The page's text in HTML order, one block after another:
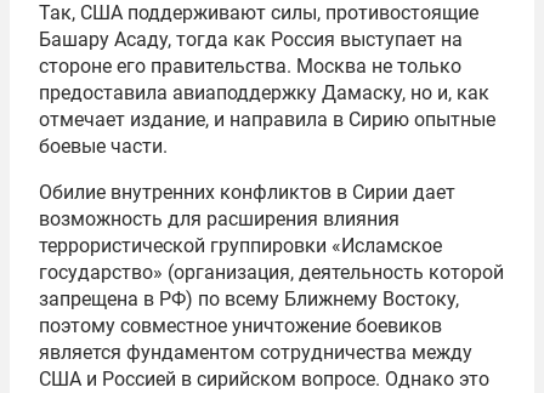
Так, США поддерживают силы, противостоящие
Башару Асаду, тогда как Россия выступает на
стороне его правительства. Москва не только
предоставила авиаподдержку Дамаску, но и, как
отмечает издание, и направила в Сирию опытные
боевые части.
Обилие внутренних конфликтов в Сирии дает
возможность для расширения влияния
террористической группировки «Исламское
государство» (организация, деятельность которой
запрещена в РФ) по всему Ближнему Востоку,
поэтому совместное уничтожение боевиков
является фундаментом сотрудничества между
США и Россией в сирийском вопросе. Однако это